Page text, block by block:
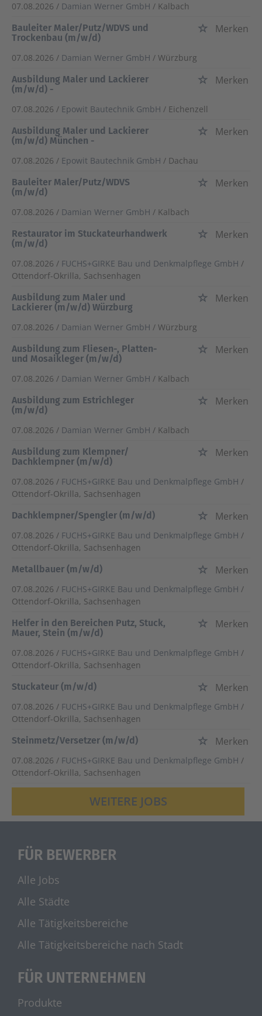
07.08.2026 / Damian Werner GmbH / Kalbach
Bauleiter Maler/Putz/WDVS und
Trockenbau (m/w/d)
Merken
07.08.2026 / Damian Werner GmbH / Würzburg
Ausbildung Maler und Lackierer
(m/w/d) -
Merken
07.08.2026 / Epowit Bautechnik GmbH / Eichenzell
Ausbildung Maler und Lackierer
(m/w/d) München -
Merken
07.08.2026 / Epowit Bautechnik GmbH / Dachau
Bauleiter Maler/Putz/WDVS
(m/w/d)
Merken
07.08.2026 / Damian Werner GmbH / Kalbach
Restaurator im Stuckateurhandwerk
(m/w/d)
Merken
07.08.2026 / FUCHS+GIRKE Bau und Denkmalpflege GmbH /
Ottendorf-Okrilla, Sachsenhagen
Ausbildung zum Maler und
Lackierer (m/w/d) Würzburg
Merken
07.08.2026 / Damian Werner GmbH / Würzburg
Ausbildung zum Fliesen-, Platten-
und Mosaikleger (m/w/d)
Merken
07.08.2026 / Damian Werner GmbH / Kalbach
Ausbildung zum Estrichleger
(m/w/d)
Merken
07.08.2026 / Damian Werner GmbH / Kalbach
Ausbildung zum Klempner/
Dachklempner (m/w/d)
Merken
07.08.2026 / FUCHS+GIRKE Bau und Denkmalpflege GmbH /
Ottendorf-Okrilla, Sachsenhagen
Dachklempner/Spengler (m/w/d)
Merken
07.08.2026 / FUCHS+GIRKE Bau und Denkmalpflege GmbH /
Ottendorf-Okrilla, Sachsenhagen
Metallbauer (m/w/d)
Merken
07.08.2026 / FUCHS+GIRKE Bau und Denkmalpflege GmbH /
Ottendorf-Okrilla, Sachsenhagen
Helfer in den Bereichen Putz, Stuck,
Mauer, Stein (m/w/d)
Merken
07.08.2026 / FUCHS+GIRKE Bau und Denkmalpflege GmbH /
Ottendorf-Okrilla, Sachsenhagen
Stuckateur (m/w/d)
Merken
07.08.2026 / FUCHS+GIRKE Bau und Denkmalpflege GmbH /
Ottendorf-Okrilla, Sachsenhagen
Steinmetz/Versetzer (m/w/d)
Merken
07.08.2026 / FUCHS+GIRKE Bau und Denkmalpflege GmbH /
Ottendorf-Okrilla, Sachsenhagen
WEITERE JOBS
FÜR BEWERBER
Alle Jobs
Alle Städte
Alle Tätigkeitsbereiche
Alle Tätigkeitsbereiche nach Stadt
FÜR UNTERNEHMEN
Produkte